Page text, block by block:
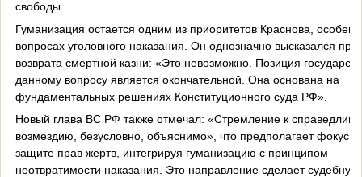
свободы.
Гуманизация остается одним из приоритетов Краснова,
вопросах уголовного наказания. Он однозначно высказался
возврата смертной казни: «Это невозможно. Позиция
данному вопросу является окончательной. Она основана на
фундаментальных решениях Конституционного суда РФ».
Новый глава ВС РФ также отмечал: «Стремление к
возмездию, безусловно, объяснимо», что предполагает фокус
защите прав жертв, интегрируя гуманизацию с принципом
неотвратимости наказания. Это направление сделает судебную